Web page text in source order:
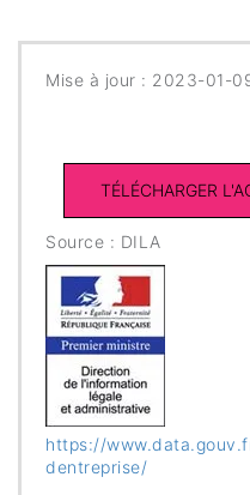
Mise à jour : 2023-01-
Source : DILA
https://
dentreprise/